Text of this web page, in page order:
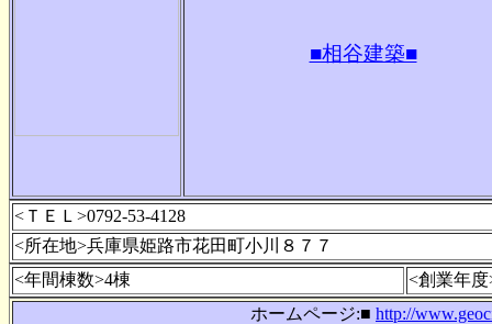
■相谷建築■
<ＴＥＬ>0792-53-4128
<所在地>兵庫県姫路市花田町小川８７７
<年間棟数>4棟
<創業年度
ホームページ:■ http://